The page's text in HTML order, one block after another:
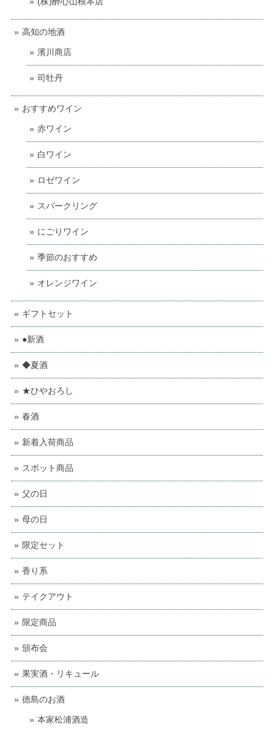
高知の地酒
濱川商店
司牡丹
おすすめワイン
赤ワイン
白ワイン
ロゼワイン
スパークリング
にごりワイン
季節のおすすめ
オレンジワイン
ギフトセット
●新酒
◆夏酒
★ひやおろし
春酒
新着入荷商品
スポット商品
父の日
母の日
限定セット
香り系
テイクアウト
限定商品
頒布会
果実酒・リキュール
徳島のお酒
本家松浦酒造